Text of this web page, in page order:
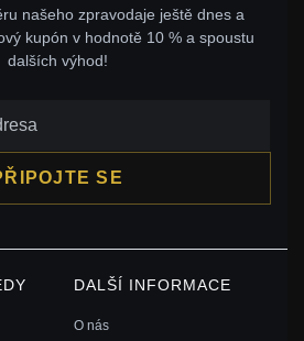
našeho zpravodaje ještě dnes a
kupón v hodnotě 10 % a spoustu
dalších výhod!
SE
DALŠÍ INFORMACE
O nás